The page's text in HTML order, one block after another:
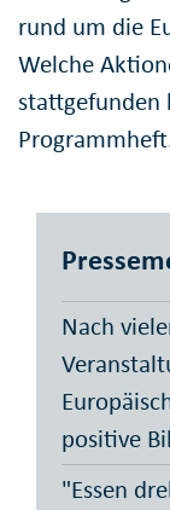
rund um die
Welche
stattgefunden
Nach
positive
"Essen